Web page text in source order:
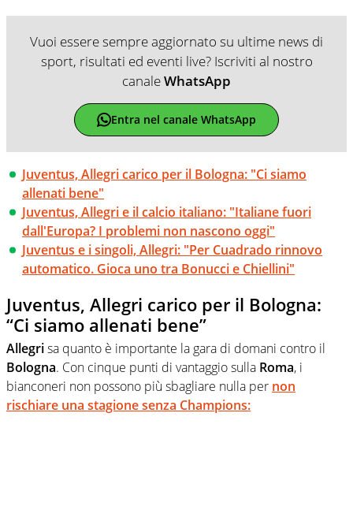
Vuoi essere sempre aggiornato su ultime news di
sport, risultati ed eventi live? Iscriviti al nostro
canaleWhatsApp
Entra nel canale WhatsApp
Juventus, Allegri carico per il Bologna: "Ci siamo
allenati bene"
Juventus, Allegri e il calcio italiano: "Italiane fuori
dall'Europa? I problemi non nascono oggi"
Juventus e i singoli, Allegri: "Per Cuadrado rinnovo
automatico. Gioca uno tra Bonucci e Chiellini"
Juventus, Allegri carico per il Bologna:
“Ci siamo allenati bene”
Allegrisa quanto è importante la gara di domani contro il
Bologna. Con cinque punti di vantaggio sulla Roma, i
bianconeri non possono più sbagliare nulla per non
rischiare una stagione senza Champions: